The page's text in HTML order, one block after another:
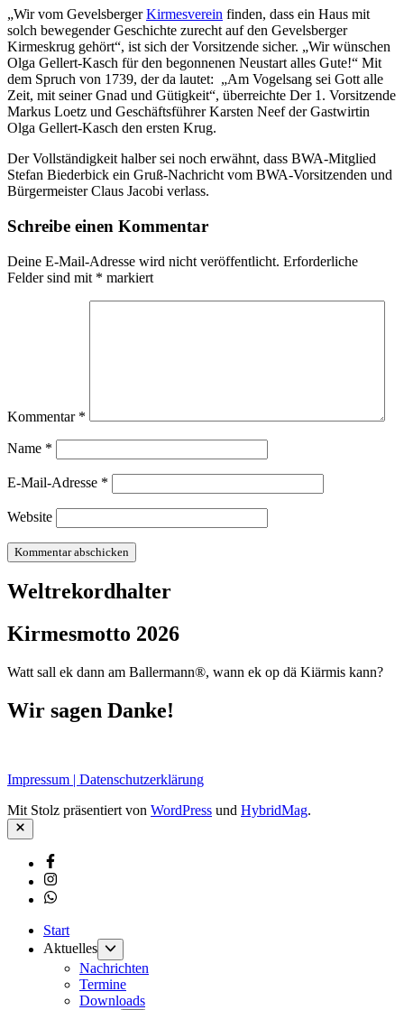
„Wir vom GevelsbergerKirmesverein finden, dass ein Haus mit
solch bewegender Geschichte zurecht auf den Gevelsberger
Kirmeskrug gehört“, ist sich der Vorsitzende sicher. „Wir wünschen
Olga Gellert-Kasch für den begonnenen Neustart alles Gute!“ Mit
dem Spruch von 1739, der da lautet: „Am Vogelsang sei Gott alle
Zeit, mit seiner Gnad und Gütigkeit“, überreichte Der 1. Vorsitzende
Markus Loetz und Geschäftsführer Karsten Neef der Gastwirtin
Olga Gellert-Kasch den ersten Krug.
Der Vollständigkeit halber sei noch erwähnt, dass BWA-Mitglied
Stefan Biederbick ein Gruß-Nachricht vom BWA-Vorsitzenden und
Bürgermeister Claus Jacobi verlass.
Schreibe einen Kommentar
Deine E-Mail-Adresse wird nicht veröffentlicht. Erforderliche
Felder sind mit * markiert
Kommentar *
Name *
E-Mail-Adresse *
Website
Weltrekordhalter
Kirmesmotto 2026
Watt sall ek dann am Ballermann®, wann ek op dä Kiärmis kann?
Wir sagen Danke!
Impressum | Datenschutzerklärung
Mit Stolz präsentiert von WordPress und HybridMag.
Schließen
Facebook
Instagram
Whatsapp
Start
Aktuelles
Untermenü
anzeigen
Nachrichten
Termine
Downloads